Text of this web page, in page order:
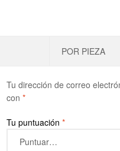
POR PIEZA
Tu dirección de correo
con *
Tu puntuación *